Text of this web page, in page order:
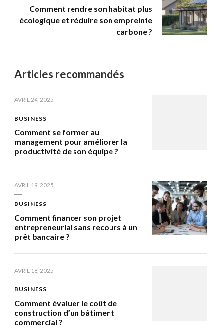
Comment rendre son habitat plus
écologique et réduire son empreinte
carbone ?
Articles recommandés
AVRIL 24, 2025
BUSINESS
Comment se former au
management pour améliorer la
productivité de son équipe ?
AVRIL 19, 2025
BUSINESS
Comment financer son projet
entrepreneurial sans recours à un
prêt bancaire ?
AVRIL 18, 2025
BUSINESS
Comment évaluer le coût de
construction d’un bâtiment
commercial ?